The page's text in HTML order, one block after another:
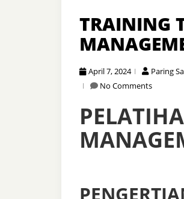
TRAINING
April 7, 2024 Paring
No Comments